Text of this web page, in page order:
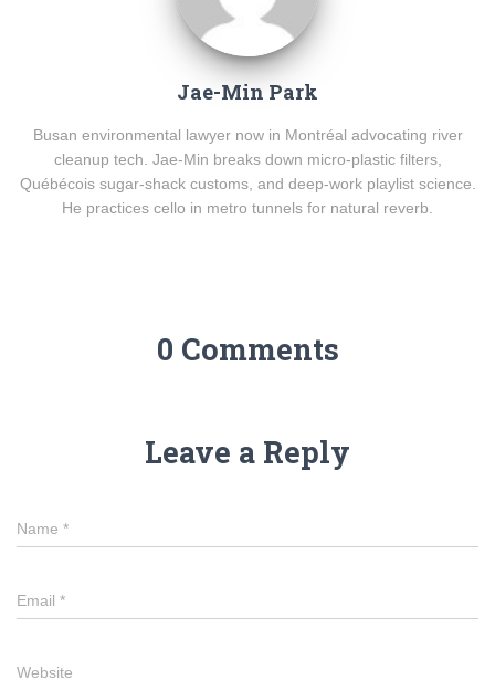
Jae-Min Park
Busan environmental lawyer now in Montréal advocating river
cleanup tech. Jae-Min breaks down micro-plastic filters,
Québécois sugar-shack customs, and deep-work playlist science.
He practices cello in metro tunnels for natural reverb.
0 Comments
Leave a Reply
Name *
Email *
Website